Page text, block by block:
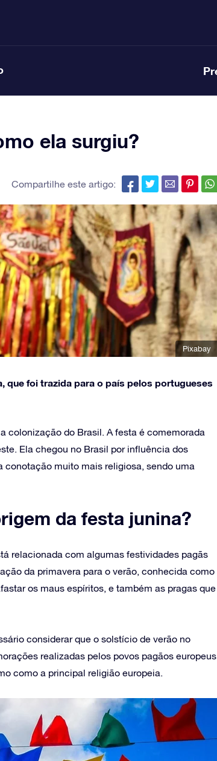
ela surgiu?
Compartilhe este artigo:
Pixabay
que foi trazida para o país pelos portugueses
colonização do Brasil. A festa é comemorada
Ela chegou no Brasil por influência dos
conotação muito mais religiosa, sendo uma
da festa junina?
relacionada com algumas festividades pagãs
da primavera para o verão, conhecida como
os maus espíritos, e também as pragas que
considerar que o solstício de verão no
realizadas pelos povos pagãos europeus
como a principal religião europeia.